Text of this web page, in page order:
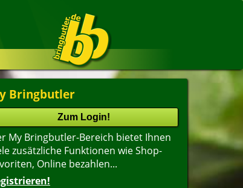
Bringbutler
My Bringbutler-Bereich bietet Ihnen
zusätzliche Funktionen wie Shop-
Online bezahlen...